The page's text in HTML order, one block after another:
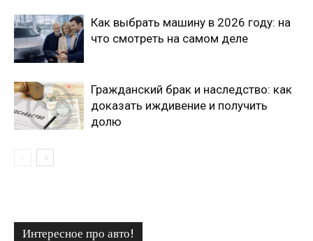
Как выбрать машину в 2026 году: на
что смотреть на самом деле
Гражданский брак и наследство: как
доказать иждивение и получить
долю
Интересное про авто!